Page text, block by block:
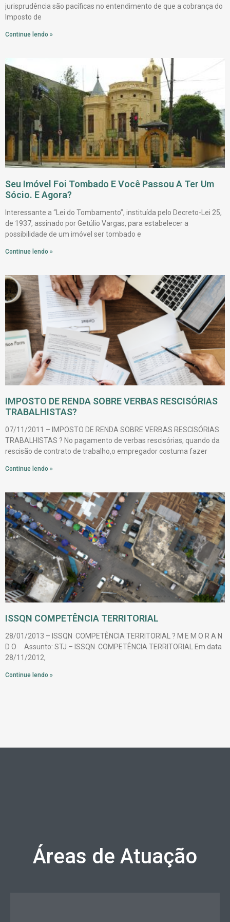
jurisprudência são pacíficas no entendimento de que a cobrança do
Imposto de
Continue lendo »
Seu Imóvel Foi Tombado E Você Passou A Ter Um
Sócio. E Agora?
Interessante a “Lei do Tombamento”, instituída pelo Decreto-Lei 25,
de 1937, assinado por Getúlio Vargas, para estabelecer a
possibilidade de um imóvel ser tombado e
Continue lendo »
IMPOSTO DE RENDA SOBRE VERBAS RESCISÓRIAS
TRABALHISTAS?
07/11/2011 – IMPOSTO DE RENDA SOBRE VERBAS RESCISÓRIAS
TRABALHISTAS ? No pagamento de verbas rescisórias, quando da
rescisão de contrato de trabalho,o empregador costuma fazer
Continue lendo »
ISSQN COMPETÊNCIA TERRITORIAL
28/01/2013 – ISSQN COMPETÊNCIA TERRITORIAL ? M E M O R A N
D O Assunto: STJ – ISSQN COMPETÊNCIA TERRITORIAL Em data
28/11/2012,
Continue lendo »
Áreas de Atuação